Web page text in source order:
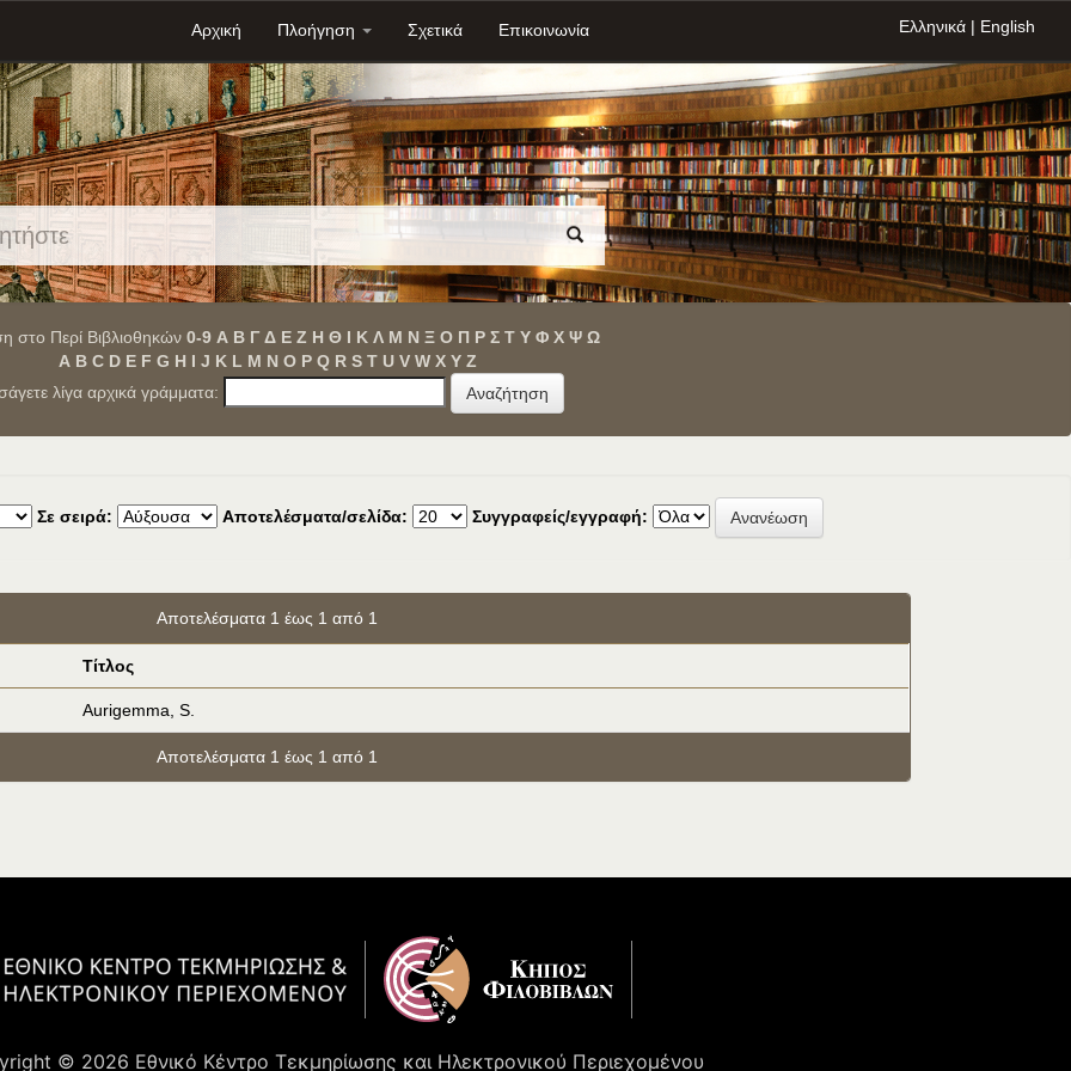
Αρχική Πλοήγηση Σχετικά Επικοινωνία Ελληνικά | English
στο Περί Βιβλιοθηκών 0-9 Α Β Γ Δ Ε Ζ Η Θ Ι Κ Λ Μ Ν Ξ Ο Π Ρ Σ Τ Υ Φ Χ Ψ Ω
A B C D E F G H I J K L M N O P Q R S T U V W X Y Z
λίγα αρχικά γράμματα:
Σε σειρά: Αποτελέσματα/σελίδα: Συγγραφείς/εγγραφή:
Αποτελέσματα 1 έως 1 από 1
Τίτλος
Aurigemma, S.
Αποτελέσματα 1 έως 1 από 1